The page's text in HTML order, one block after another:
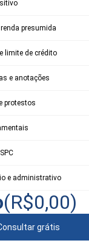
presumida
limite de crédito
e anotações
protestos
e administrativo
(R$0,00)
grátis